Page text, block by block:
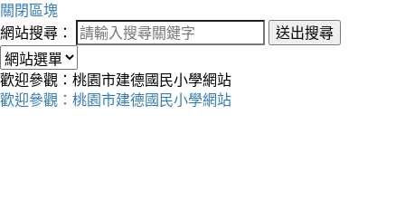
關閉區塊
網站搜尋：
送出搜尋
歡迎參觀：桃園市建德國民小學網站
歡迎參觀：桃園市建德國民小學網站